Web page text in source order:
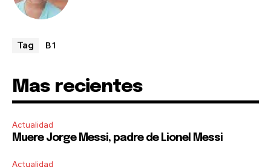
Tag B1
Mas recientes
Actualidad
Muere Jorge Messi, padre de Lionel Messi
Actualidad